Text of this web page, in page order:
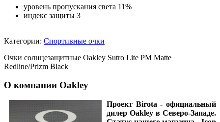
уровень пропускания света 11%
индекс защиты 3
Категории: Спортивные очки
Очки солнцезащитные Oakley Sutro Lite PM Matte
Redline/Prizm Black
О компании Oakley
Проект Birota - официальный
дилер Oakley в Северо-Западе.